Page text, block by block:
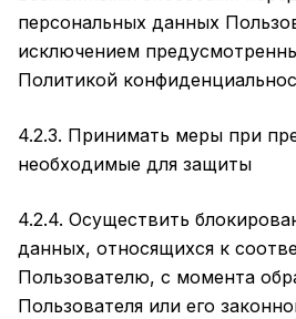
персональных данных
исключением
Политикой
4.2.3. Принимать меры при
необходимые для защиты
4.2.4. Осуществить
данных, относящихся к
Пользователю, с момента
Пользователя или его